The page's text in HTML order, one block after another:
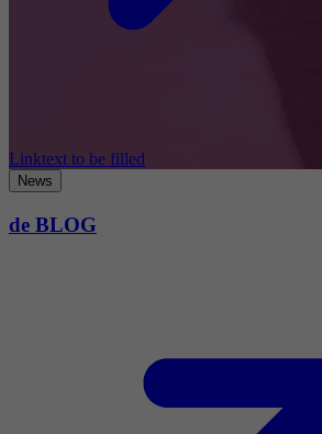
Linktext to be filled
News
de BLOG